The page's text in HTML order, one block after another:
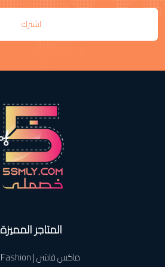
اشترك
المتاجر المميزة
ماكس فاشن | Max Fashion